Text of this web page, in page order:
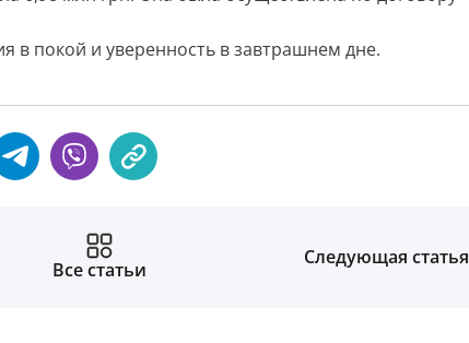
в покой и уверенность в завтрашнем дне.
Все статьи
Следующая статья